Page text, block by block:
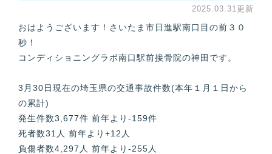
2025.03.31更新
おはようございます！さいたま市日進駅南口目の前３０
秒！
コンディショニングラボ南口駅前接骨院の神田です。
3月30日現在の埼玉県の交通事故件数(本年１月１日から
の累計)
発生件数3,677件 前年より-159件
死者数31人 前年より+12人
負傷者数4,297人 前年より-255人